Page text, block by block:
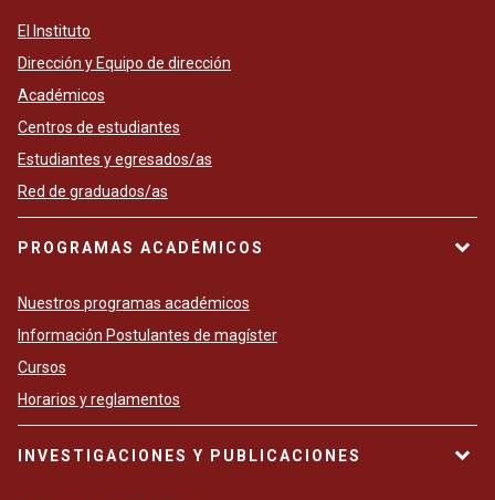
El Instituto
Dirección y Equipo de dirección
Académicos
Centros de estudiantes
Estudiantes y egresados/as
Red de graduados/as
PROGRAMAS ACADÉMICOS
Nuestros programas académicos
Información Postulantes de magíster
Cursos
Horarios y reglamentos
INVESTIGACIONES Y PUBLICACIONES